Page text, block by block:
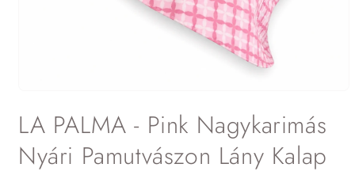
megnyitása
a
párbeszédpanelen
LA PALMA - Pink Nagykarimás
Nyári Pamutvászon Lány Kalap